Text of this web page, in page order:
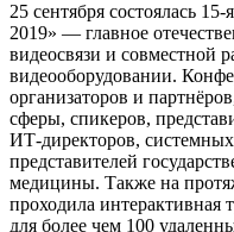
25 сентября состоялась
2019» — главное
видеосвязи и совместной
видеооборудовании.
организаторов и
сферы, спикеров,
ИТ-директоров,
представителей
медицины. Также на
проходила интерактивная
для более чем 100